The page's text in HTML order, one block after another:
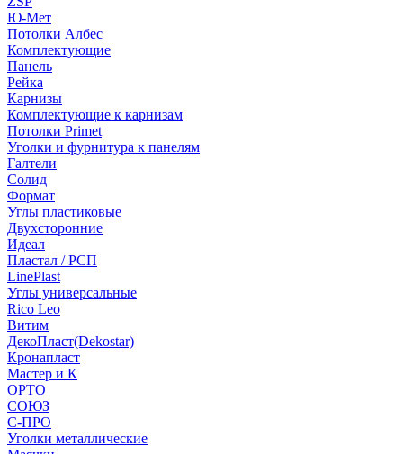
Ю-Мет
Потолки Албес
Комплектующие
Панель
Рейка
Карнизы
Комплектующие к карнизам
Потолки Primet
Уголки и фурнитура к панелям
Галтели
Солид
Формат
Углы пластиковые
Двухсторонние
Идеал
Пластал / РСП
LinePlast
Углы универсальные
Rico Leo
Витим
ДекоПласт(Dekostar)
Кронапласт
Мастер и К
ОРТО
СОЮЗ
С-ПРО
Уголки металлические